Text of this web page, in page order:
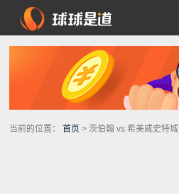
当前的位置： 首页 > 茨伯翰 vs 希美咸史特城